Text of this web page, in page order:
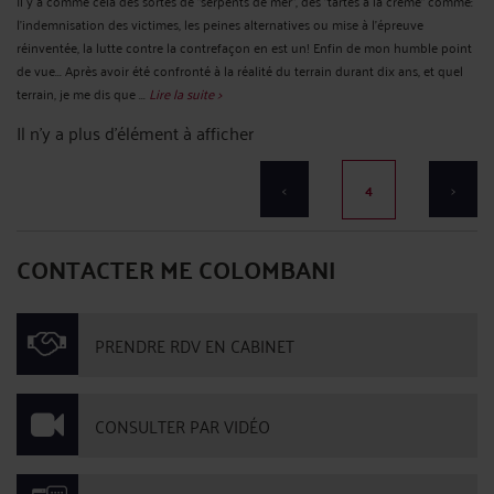
l'indemnisation des victimes, les peines alternatives ou mise à l'épreuve
réinventée, la lutte contre la contrefaçon en est un! Enfin de mon humble point
de vue... Après avoir été confronté à la réalité du terrain durant dix ans, et quel
terrain, je me dis que ... Lire la suite >
Il n'y a plus d'élément à afficher
< 4 >
CONTACTER ME COLOMBANI
PRENDRE RDV EN CABINET
CONSULTER PAR VIDÉO